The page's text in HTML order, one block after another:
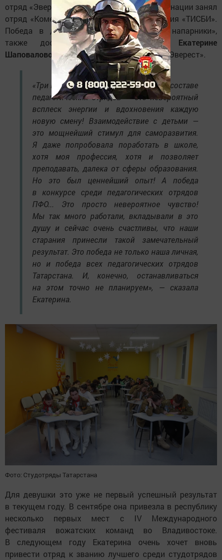
отряд «Эверест», второе место в этой номинации занял
отряд «Комета» из Университета управления «ТИСБИ».
Победа в другой номинации, «Лучшие напарники»,
также досталась татарстанцам — Екатерине
Шаповаловой
иАделине Даутовойиз СПО «Эверест».
«Три года работы в детских лагерях в составе
педагогических отрядов — это невероятный
всплеск энергии и вдохновения каждую
новую смену! Взаимодействие с детьми —
это мощнейший стимул для саморазвития.
Я даже попробовала поработать в школе,
хотя моя профессия, хотя и позволяет
преподавать, далека от сферы образования.
Но это был ценнейший опыт! А победа
в конкурсе среди педагогических отрядов
ПФО... Это просто невероятное чувство!
Мы так много работали, вкладывали в это
душу и сейчас очень счастливы, что наши
старания принесли такой замечательный
результат. Это победа не только наша личная,
но и победа всех педагогических отрядов
Татарстана. И, конечно, останавливаться
на этом точно не планируем», — сказала
Екатерина.
Фото: Студотряды Татарстана
Для девушки это уже не первый успешный результат
в текущем году. В сентябре она привезла в республику
несколько первых мест с IV Международного
фестиваля вожатских команд во Владивостоке.
В следующем году Екатерина очень хочет вновь
привести отряд к званию лучшего среди студотрядов